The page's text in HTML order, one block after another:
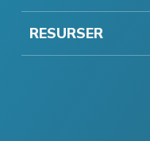
RESURSER